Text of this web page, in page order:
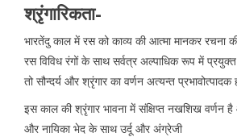
श्रृंगारिकता-
भारतेंदु काल में रस को काव्य की आत्मा मानकर रचना
रस विविध रंगों के साथ सर्वत्र अल्पाधिक रूप में
तो सौन्दर्य और श्रृंगार का वर्णन अत्यन्त प्रभावोत्पादक
इस काल की श्रृंगार भावना में संक्षिप्त नखशिख
और नायिका भेद के साथ उर्दू और अंग्रेजी